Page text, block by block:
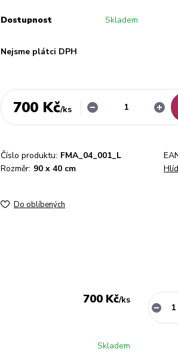
Dostupnost Skladem
Nejsme plátci DPH
700 Kč/ks
Číslo produktu: FMA_04_001_L
Rozměr: 90 x 40 cm
Do oblíbených
700 Kč/ks
Skladem